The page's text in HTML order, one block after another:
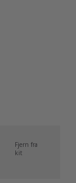
Fjern fra
kit